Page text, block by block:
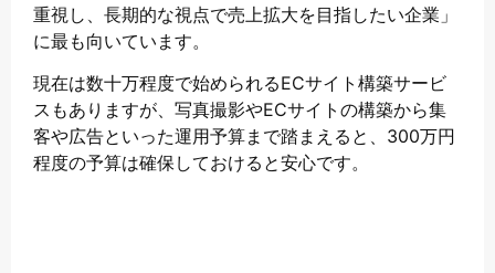
重視し、長期的な視点で売上拡大を目指したい企業」
に最も向いています。
現在は数十万程度で始められるECサイト構築サービ
スもありますが、写真撮影やECサイトの構築から集
客や広告といった運用予算まで踏まえると、300万円
程度の予算は確保しておけると安心です。